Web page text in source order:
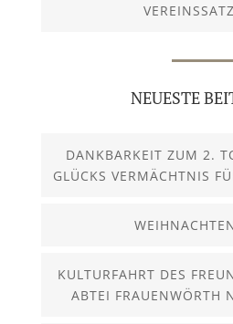
NEUESTE
DANKBARKEIT ZUM 2.
GLÜCKS VERMÄCHTNIS
KULTURFAHRT DES
ABTEI FRAUENWÖRTH